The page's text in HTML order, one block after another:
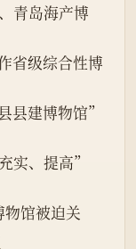
青岛海产博
省级综合性博
县建博物馆”
实、提高”
馆被迫关